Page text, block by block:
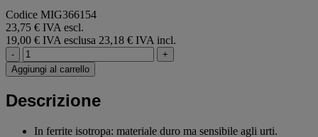
Codice MIG366154
23,75 € IVA escl.
19,00 € IVA esclusa 23,18 € IVA incl.
-
+
Aggiungi al carrello
Descrizione
In ferrite isotropa: materiale duro ma sensibile agli urti.